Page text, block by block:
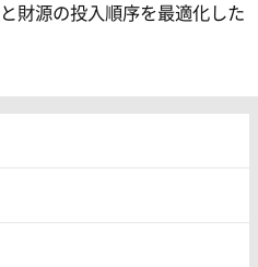
財源の投入順序を最適化した